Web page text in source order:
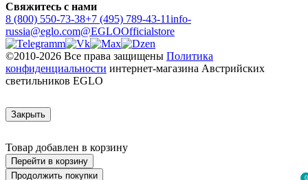
0
Свяжитесь с нами
8 (800) 550-73-38+7 (495) 789-43-11info-
russia@eglo.com@EGLOOfficialstore
©2010-2026 Все права защищены Политика
конфиденциальности интернет-магазина Австрийских
светильников EGLO
Закрыть
Товар добавлен в корзину
Перейти в корзину
Продолжить покупки